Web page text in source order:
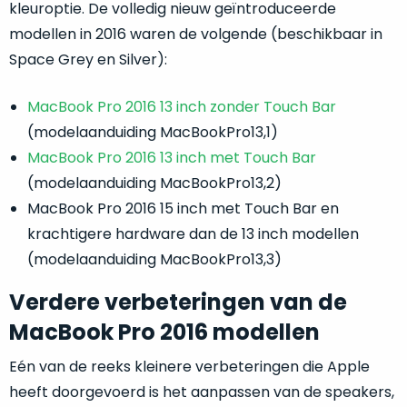
kleuroptie. De volledig nieuw geïntroduceerde
modellen in 2016 waren de volgende (beschikbaar in
Space Grey en Silver):
MacBook Pro 2016 13 inch zonder Touch Bar
(modelaanduiding MacBookPro13,1)
MacBook Pro 2016 13 inch met Touch Bar
(modelaanduiding MacBookPro13,2)
MacBook Pro 2016 15 inch met Touch Bar en
krachtigere hardware dan de 13 inch modellen
(modelaanduiding MacBookPro13,3)
Verdere verbeteringen van de
MacBook Pro 2016 modellen
Eén van de reeks kleinere verbeteringen die Apple
heeft doorgevoerd is het aanpassen van de speakers,
refurbished
maar
nog
nieuw!
Minimaal
24
maanden
garantie
bij
Mac
voor
Profiteer
van
een
gloednieuwe
voor
Dit
product
betekent
dat
de
doosongeopend
is.
Het
product
isniet
de
verpakking
geweest!
Open